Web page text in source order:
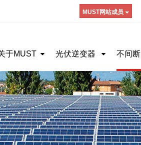
MUST网站成员
于MUST 光伏逆变器 不间